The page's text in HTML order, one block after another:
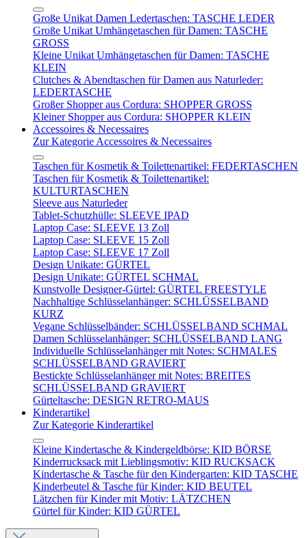
Große Unikat Damen Ledertaschen: TASCHE LEDER
Große Unikat Umhängetaschen für Damen: TASCHE
GROSS
Kleine Unikat Umhängetaschen für Damen: TASCHE
KLEIN
Clutches & Abendtaschen für Damen aus Naturleder:
LEDERTASCHE
Großer Shopper aus Cordura: SHOPPER GROSS
Kleiner Shopper aus Cordura: SHOPPER KLEIN
Accessoires & Necessaires
Zur Kategorie Accessoires & Necessaires
Taschen für Kosmetik & Toilettenartikel: FEDERTASCHEN
Taschen für Kosmetik & Toilettenartikel:
KULTURTASCHEN
Sleeve aus Naturleder
Tablet-Schutzhülle: SLEEVE IPAD
Laptop Case: SLEEVE 13 Zoll
Laptop Case: SLEEVE 15 Zoll
Laptop Case: SLEEVE 17 Zoll
Design Unikate: GÜRTEL
Design Unikate: GÜRTEL SCHMAL
Kunstvolle Designer-Gürtel: GÜRTEL FREESTYLE
Nachhaltige Schlüsselanhänger: SCHLÜSSELBAND
KURZ
Vegane Schlüsselbänder: SCHLÜSSELBAND SCHMAL
Damen Schlüsselanhänger: SCHLÜSSELBAND LANG
Individuelle Schlüsselanhänger mit Notes: SCHMALES
SCHLÜSSELBAND GRAVIERT
Bestickte Schlüsselanhänger mit Notes: BREITES
SCHLÜSSELBAND GRAVIERT
Gürteltasche: DESIGN RETRO-MAUS
Kinderartikel
Zur Kategorie Kinderartikel
Kleine Kindertasche & Kindergeldbörse: KID BÖRSE
Kinderrucksack mit Lieblingsmotiv: KID RUCKSACK
Kindertasche & Tasche für den Kindergarten: KID TASCHE
Kinderbeutel & Tasche für Kinder: KID BEUTEL
Lätzchen für Kinder mit Motiv: LÄTZCHEN
Gürtel für Kinder: KID GÜRTEL